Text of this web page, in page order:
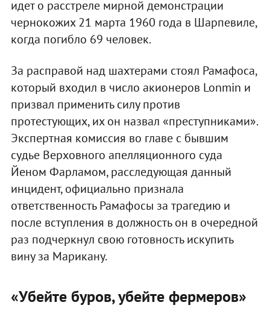
идет о расстреле мирной демонстрации
чернокожих 21 марта 1960 года в Шарпевиле,
когда погибло 69 человек.
За расправой над шахтерами стоял Рамафоса,
который входил в число акионеров Lonmin и
призвал применить силу против
протестующих, их он назвал «преступниками».
Экспертная комиссия во главе с бывшим
судье Верховного апелляционного суда
Йеном Фарламом, расследующая данный
инцидент, официально признала
ответственность Рамафосы за трагедию и
после вступления в должность он в очередной
раз подчеркнул свою готовность искупить
вину за Марикану.
«Убейте буров, убейте фермеров»